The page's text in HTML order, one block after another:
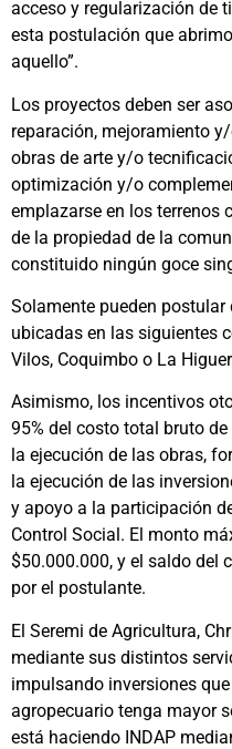
acceso y regularización de
esta postulación que
aquello”.
Los proyectos deben ser
reparación, mejoramiento
obras de arte y/o
optimización y/o
emplazarse en los terrenos
de la propiedad de la
constituido ningún goce
Solamente pueden
ubicadas en las siguientes
Vilos, Coquimbo o La
Asimismo, los incentivos
95% del costo total bruto
la ejecución de las obras,
la ejecución de las
y apoyo a la participación
Control Social. El monto
$50.000.000, y el saldo del
por el postulante.
El Seremi de Agricultura,
mediante sus distintos
impulsando inversiones
agropecuario tenga mayor
está haciendo INDAP